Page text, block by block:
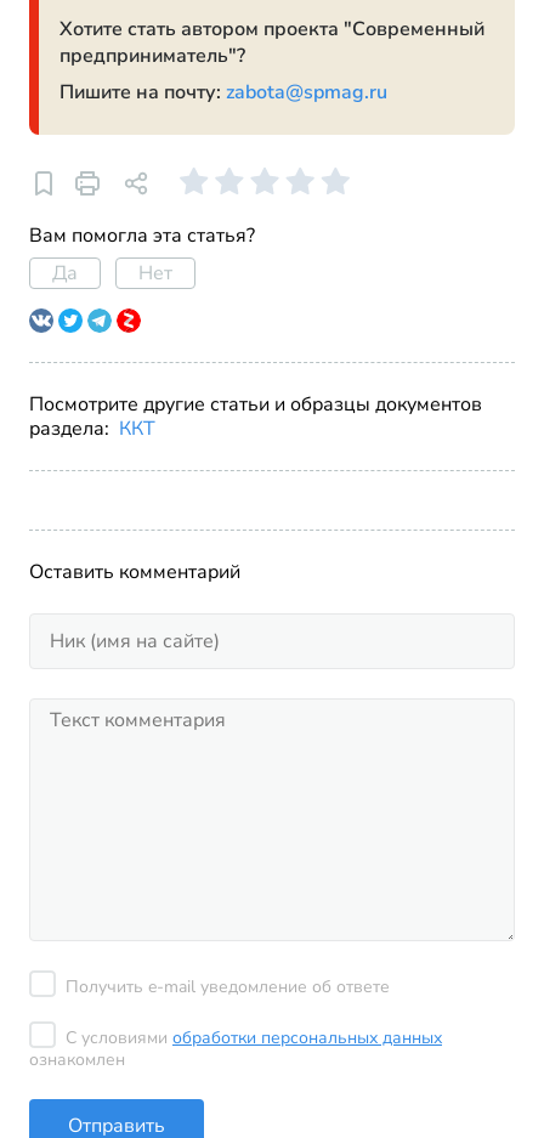
Хотите стать автором проекта "Современный
предприниматель"?
Пишите на почту: zabota@spmag.ru
Вам помогла эта статья?
Да
Нет
Посмотрите другие статьи и образцы документов
раздела: ККТ
Оставить комментарий
Получить e-mail уведомление об ответе
С условиями обработки персональных данных
ознакомлен
Отправить